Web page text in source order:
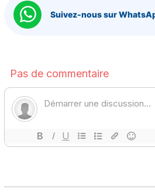
Suivez-nous sur